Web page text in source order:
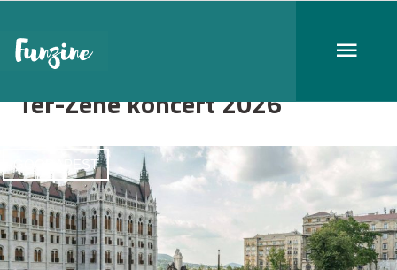
Tér-Zene koncert 2026
GOODAPEST